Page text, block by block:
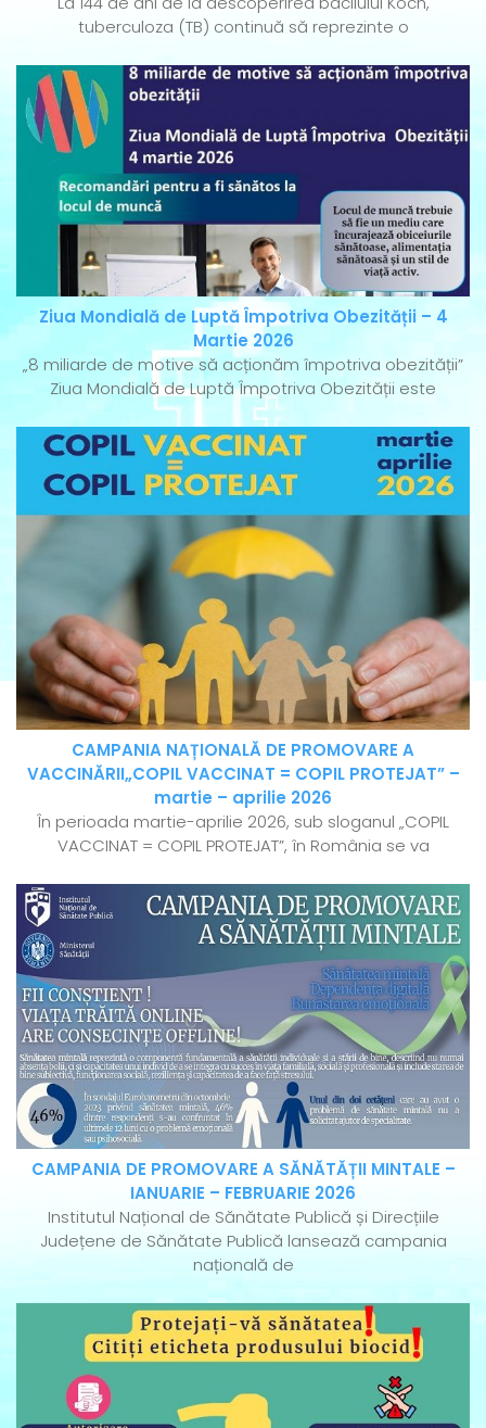
tuberculoza (TB) continuă să reprezinte o
Ziua Mondială de Luptă Împotriva Obezității – 4
Martie 2026
„8 miliarde de motive să acționăm împotriva obezității”
Ziua Mondială de Luptă Împotriva Obezității este
CAMPANIA NAȚIONALĂ DE PROMOVARE A
VACCINĂRII„COPIL VACCINAT = COPIL PROTEJAT” –
martie – aprilie 2026
În perioada martie-aprilie 2026, sub sloganul „COPIL
VACCINAT = COPIL PROTEJAT”, în România se va
CAMPANIA DE PROMOVARE A SĂNĂTĂȚII MINTALE –
IANUARIE – FEBRUARIE 2026
Institutul Național de Sănătate Publică și Direcțiile
Județene de Sănătate Publică lansează campania
națională de